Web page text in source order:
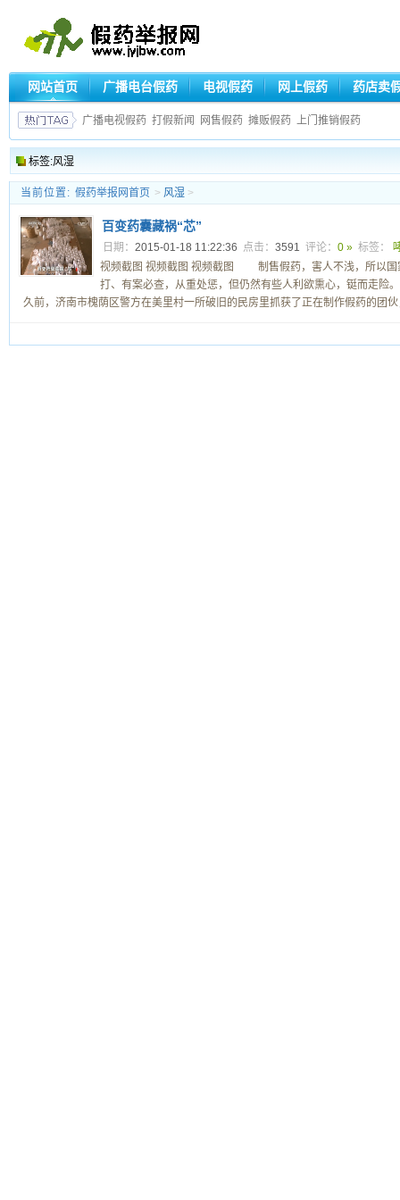
网站首页 广播电台假药 电视假药 网上假药 药店卖
广播电视假药 打假新闻 网售假药 摊贩假药 上门推销假药
标签:风湿
当前位置: 假药举报网首页 > 风湿 >
百变药囊藏祸“芯”
日期： 2015-01-18 11:22:36 点击： 3591 评论： 0 » 标签：
视频截图 视频截图 视频截图 制售假药，害人不浅，所以国
打、有案必查，从重处惩，但仍然有些人利欲熏心，铤而走险
久前，济南市槐荫区警方在美里村一所破旧的民房里抓获了正在制作假药的团伙